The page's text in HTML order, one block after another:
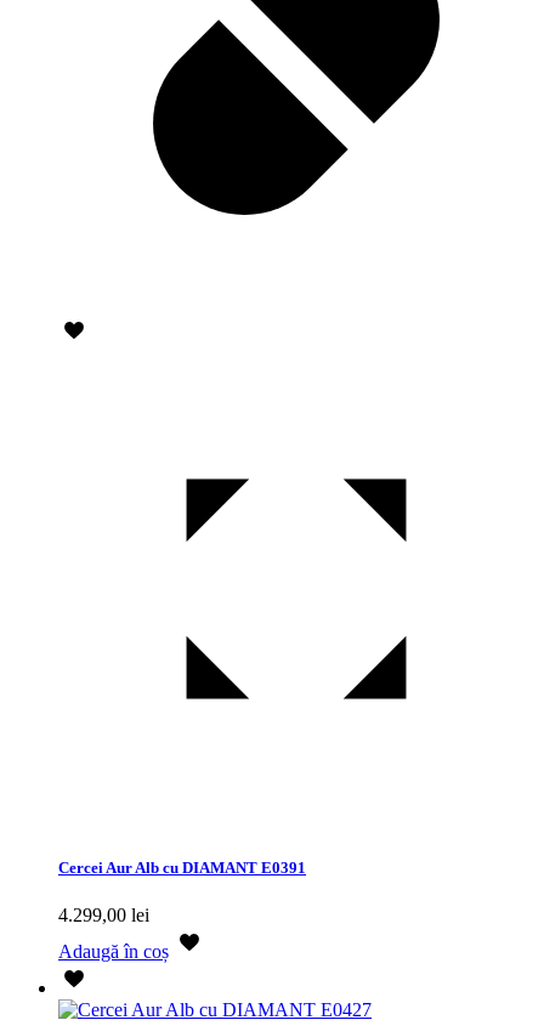
Cercei Aur Alb cu DIAMANT E0391
4.299,00 lei
Adaugă în coș